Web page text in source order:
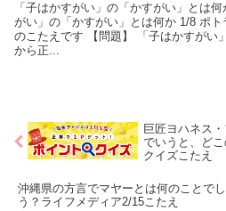
「子はかすがい」の「かすがい」とは
がい」の「かすがい」とは何か 1/8 ポ
のこたえです 【問題】 「子はかすがい
から正...
巨匠ヨハネス
でいうと、ど
クイズこたえ
沖縄県の方言でマヤーとは何のことでし
う？ライフメディア2/15こたえ